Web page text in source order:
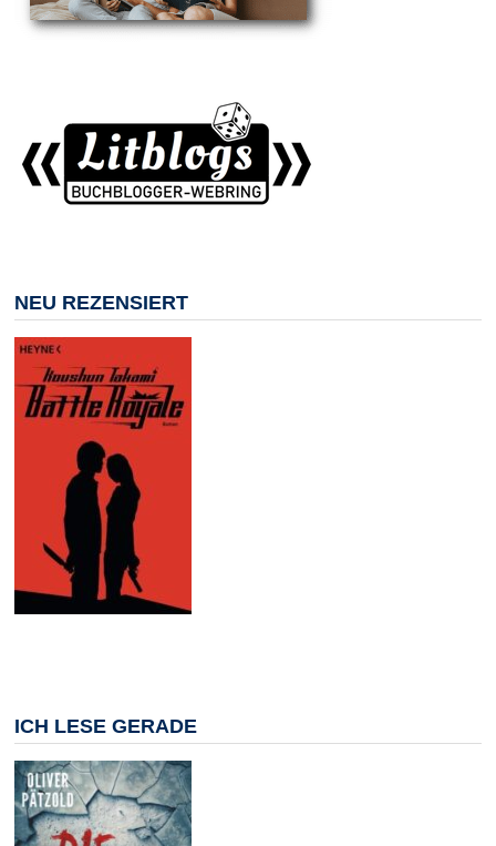
NEU REZENSIERT
ICH LESE GERADE